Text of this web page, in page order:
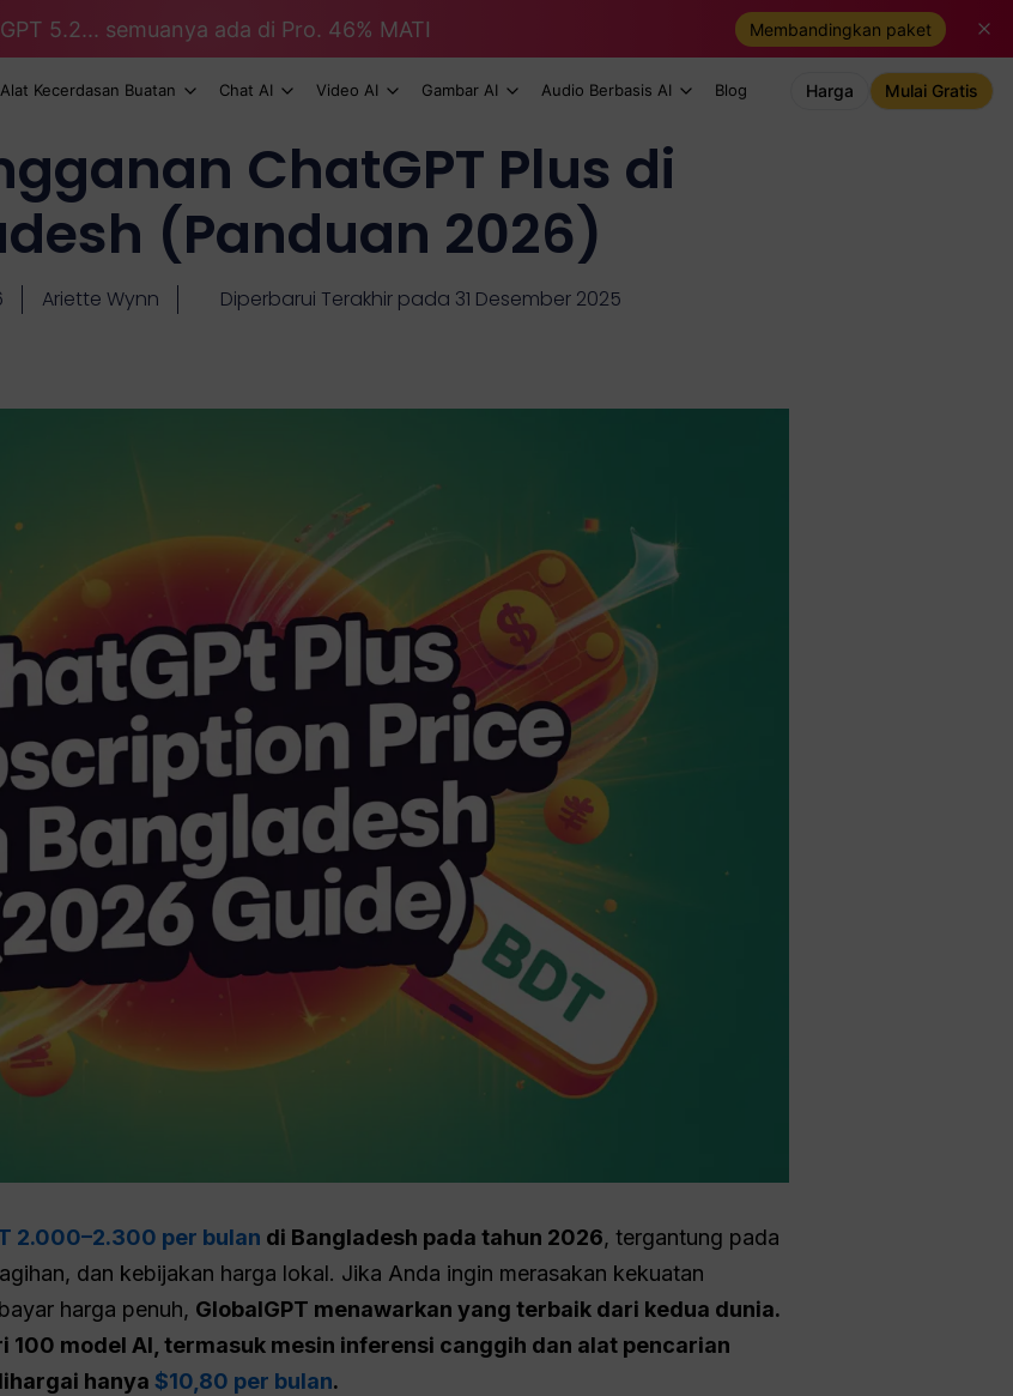
5.2... semuanya ada di Pro. 46% MATI Membandingkan paket
Alat Kecerdasan Buatan Chat AI Video AI Gambar AI Audio Berbasis AI Blog Harga Mulai Gratis
ChatGPT Plus di
(Panduan 2026)
Ariette Wynn Diperbarui Terakhir pada 31 Desember 2025
2.000–2.300 per bulan di Bangladesh pada tahun 2026, tergantung pada
dan kebijakan harga lokal. Jika Anda ingin merasakan kekuatan
harga penuh, GlobalGPT menawarkan yang terbaik dari kedua dunia.
100 model AI, termasuk mesin inferensi canggih dan alat pencarian
hanya $10,80 per bulan.